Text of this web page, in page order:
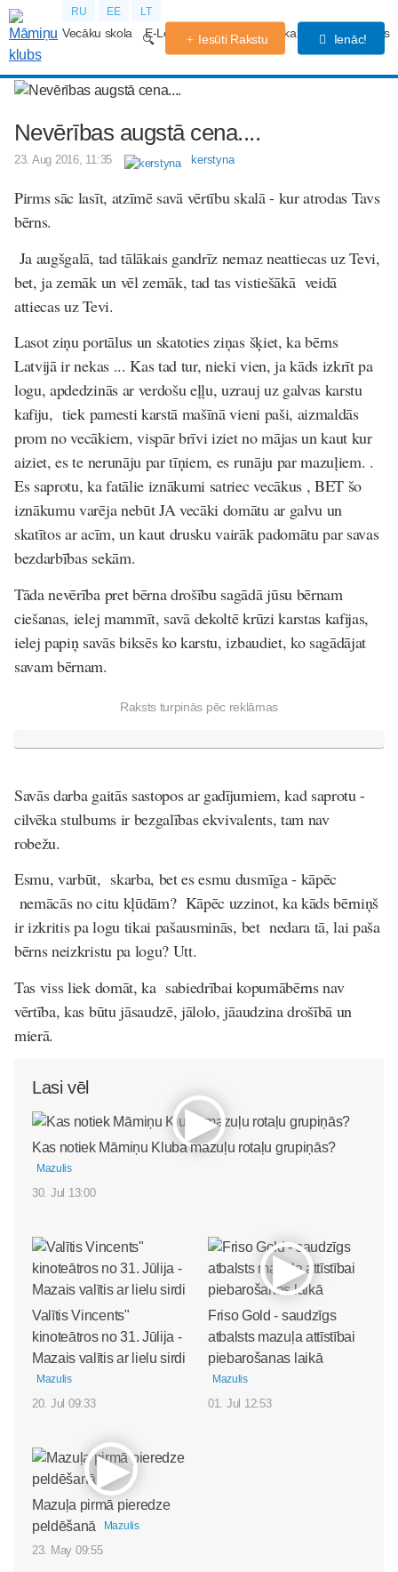
RU EE LT
Vecāku skola E-Lekcijas Grūtniecības kalendārs Forums
Iesūti Rakstu Ienāc!
Nevērības augstā cena....
23. Aug 2016, 11:35 kerstyna
Pirms sāc lasīt, atzīmē savā vērtību skalā - kur atrodas Tavs
bērns.
Ja augšgalā, tad tālākais gandrīz nemaz neattiecas uz Tevi,
bet, ja zemāk un vēl zemāk, tad tas vistiešākā veidā
attiecas uz Tevi.
Lasot ziņu portālus un skatoties ziņas šķiet, ka bērns
Latvijā ir nekas ... Kas tad tur, nieki vien, ja kāds izkrīt pa
logu, apdedzinās ar verdošu eļļu, uzrauj uz galvas karstu
kafiju, tiek pamesti karstā mašīnā vieni paši, aizmaldās
prom no vecākiem, vispār brīvi iziet no mājas un kaut kur
aiziet, es te nerunāju par tīņiem, es runāju par mazuļiem. .
Es saprotu, ka fatālie iznākumi satriec vecākus , BET šo
iznākumu varēja nebūt JA vecāki domātu ar galvu un
skatītos ar acīm, un kaut drusku vairāk padomātu par savas
bezdarbības sekām.
Tāda nevērība pret bērna drošību sagādā jūsu bērnam
ciešanas, ielej mammīt, savā dekoltē krūzi karstas kafijas,
ielej papiņ savās biksēs ko karstu, izbaudiet, ko sagādājat
savam bērnam.
Raksts turpinās pēc reklāmas
Savās darba gaitās sastopos ar gadījumiem, kad saprotu -
cilvēka stulbums ir bezgalības ekvivalents, tam nav
robežu.
Esmu, varbūt, skarba, bet es esmu dusmīga - kāpēc
nemācās no citu kļūdām? Kāpēc uzzinot, ka kāds bērniņš
ir izkritis pa logu tikai pašausminās, bet nedara tā, lai paša
bērns neizkristu pa logu? Utt.
Tas viss liek domāt, ka sabiedrībai kopumābērns nav
vērtība, kas būtu jāsaudzē, jālolo, jāaudzina drošībā un
mierā.
Lasi vēl
Kas notiek Māmiņu Kluba mazuļu rotaļu grupiņās?
Mazulis
30. Jul 13:00
Valītis Vincents"
kinoteātros no 31. Jūlija -
Mazais valītis ar lielu sirdi
Mazulis
20. Jul 09:33
Friso Gold - saudzīgs
atbalsts mazuļa attīstībai
piebarošanas laikā
Mazulis
01. Jul 12:53
Mazuļa pirmā pieredze
peldēšanā
Mazulis
23. May 09:55